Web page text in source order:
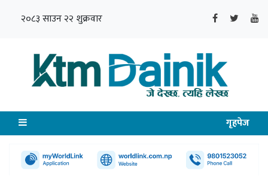
२०८३ साउन २२ शुक्रवार
गृहपेज